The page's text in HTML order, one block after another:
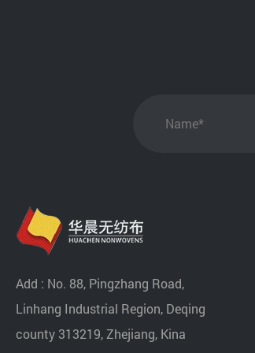
Add : No. 88, Pingzhang Road,
Linhang Industrial Region, Deqing
county 313219, Zhejiang, Kina